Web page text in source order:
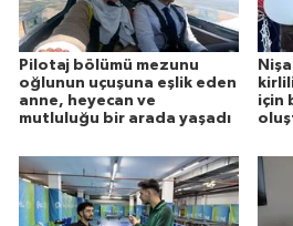
Pilotaj bölümü mezunu
oğlunun uçuşuna eşlik eden
anne, heyecan ve
mutluluğu bir arada yaşadı
için